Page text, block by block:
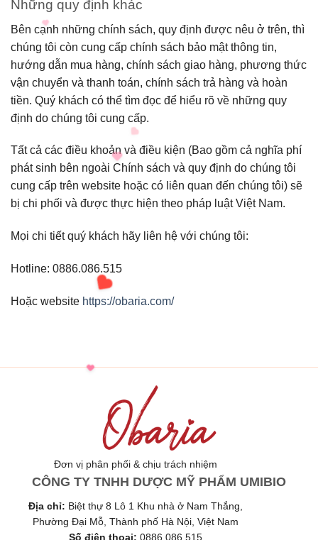
Những quy định khác
Bên cạnh những chính sách, quy định được nêu ở trên, thì
chúng tôi còn cung cấp chính sách bảo mật thông tin,
hướng dẫn mua hàng, chính sách giao hàng, phương thức
vận chuyển và thanh toán, chính sách trả hàng và hoàn
tiền. Quý khách có thể tìm đọc để hiểu rõ về những quy
định do chúng tôi cung cấp.
Tất cả các điều khoản và điều kiện (Bao gồm cả nghĩa phí
phát sinh bên ngoài Chính sách và quy định do chúng tôi
cung cấp trên website hoặc có liên quan đến chúng tôi) sẽ
bị chi phối và được thực hiện theo pháp luật Việt Nam.
Mọi chi tiết quý khách hãy liên hệ với chúng tôi:
Hotline: 0886.086.515
Hoặc website https://obaria.com/
Đơn vị phân phối & chịu trách nhiệm
CÔNG TY TNHH DƯỢC MỸ PHẨM UMIBIO
Địa chỉ: Biệt thự 8 Lô 1 Khu nhà ở Nam Thắng,
Phường Đại Mỗ, Thành phố Hà Nội, Việt Nam
Số điện thoại: 0886.086.515